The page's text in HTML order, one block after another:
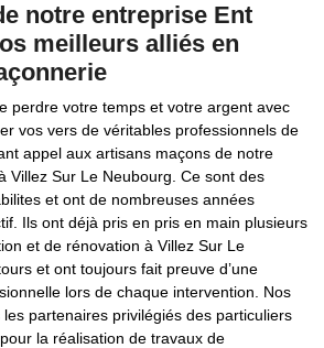
notre entreprise Ent
meilleurs alliés en
perdre votre temps et votre argent avec
vos vers de véritables professionnels de
appel aux artisans maçons de notre
Villez Sur Le Neubourg. Ce sont des
et ont de nombreuses années
Ils ont déjà pris en pris en main plusieurs
et de rénovation à Villez Sur Le
et ont toujours fait preuve d’une
lors de chaque intervention. Nos
partenaires privilégiés des particuliers
la réalisation de travaux de